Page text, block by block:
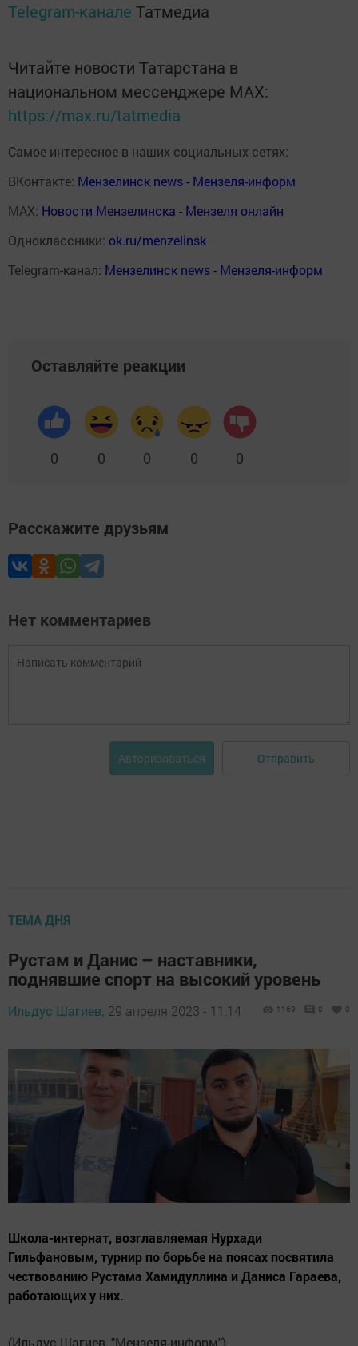
Telegram-канале Татмедиа
Читайте новости Татарстана в
национальном мессенджере MАХ:
https://max.ru/tatmedia
Самое интересное в наших социальных сетях:
ВКонтакте: Мензелинск news - Мензеля-информ
MAX: Новости Мензелинска - Мензеля онлайн
Одноклассники: ok.ru/menzelinsk
Telegram-канал: Мензелинск news - Мензеля-информ
Оставляйте реакции
0 0 0 0 0
Расскажите друзьям
Нет комментариев
Авторизоваться Отправить
ТЕМА ДНЯ
Рустам и Данис – наставники,
поднявшие спорт на высокий уровень
Ильдус Шагиев, 29 апреля 2023 - 11:14 1169 0 0
Школа-интернат, возглавляемая Нурхади
Гильфановым, турнир по борьбе на поясах посвятила
чествованию Рустама Хамидуллина и Даниса Гараева,
работающих у них.
(Ильдус Шагиев, "Мензеля-информ")